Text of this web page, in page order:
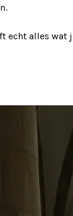
echt alles wat